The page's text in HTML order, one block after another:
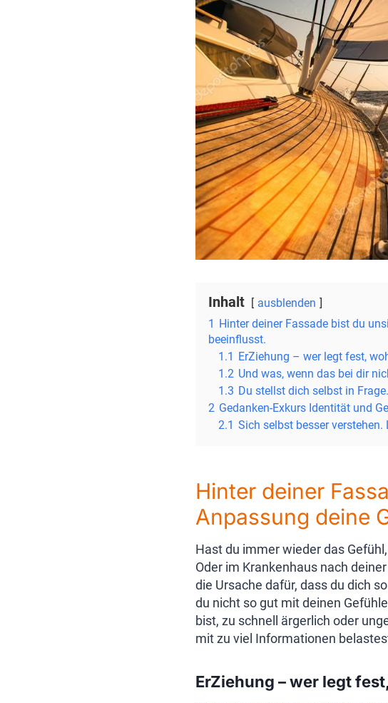
Inhalt
ausblenden
1 Hinter deiner Fassade bist du
beeinflusst.
1.1 ErZiehung – wer legt fest,
1.2 Und was, wenn das bei dir
1.3 Du stellst dich selbst in
2 Gedanken-Exkurs Identität und
2.1 Sich selbst besser
Hinter deiner
Anpassung deine
Hast du immer wieder das
Oder im Krankenhaus nach
die Ursache dafür, dass du dich
du nicht so gut mit deinen
bist, zu schnell ärgerlich oder
mit zu viel Informationen
ErZiehung – wer legt